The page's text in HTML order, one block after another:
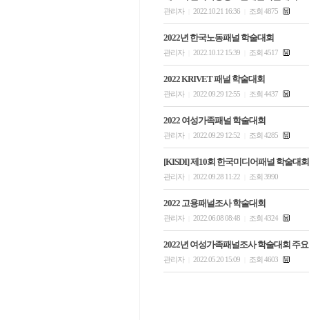
관리자 2022.10.21 16:36 조회 4875
2022년 한국노동패널 학술대회
관리자 2022.10.12 15:39 조회 4517
2022 KRIVET 패널 학술대회
관리자 2022.09.29 12:55 조회 4437
2022 여성가족패널 학술대회
관리자 2022.09.29 12:52 조회 4285
[KISDI] 제10회 한국미디어패널 학술대
관리자 2022.09.28 11:22 조회 3990
2022 고용패널조사 학술대회
관리자 2022.06.08 08:48 조회 4324
2022년 여성가족패널조사 학술대회 주
관리자 2022.05.20 15:09 조회 4603